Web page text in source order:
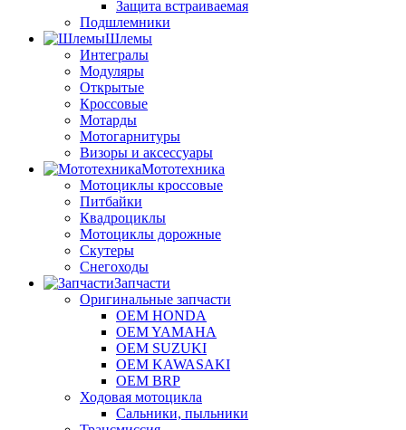
Защита встраиваемая
Подшлемники
Шлемы
Интегралы
Модуляры
Открытые
Кроссовые
Мотарды
Мотогарнитуры
Визоры и аксессуары
Мототехника
Мотоциклы кроссовые
Питбайки
Квадроциклы
Мотоциклы дорожные
Скутеры
Снегоходы
Запчасти
Оригинальные запчасти
OEM HONDA
OEM YAMAHA
OEM SUZUKI
OEM KAWASAKI
OEM BRP
Ходовая мотоцикла
Сальники, пыльники